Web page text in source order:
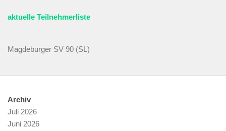
aktuelle Teilnehmerliste
Magdeburger SV 90 (SL)
Archiv
Juli 2026
Juni 2026